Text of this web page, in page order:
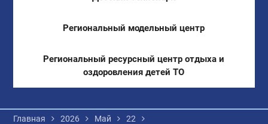
Региональный модельный центр
Региональный ресурсный центр отдыха и
оздоровления детей ТО
Главная 2026 Май
22